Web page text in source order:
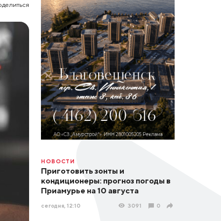
НОВОСТИ
Приготовить зонты и
кондиционеры: прогноз погоды в
Приамурье на 10 августа
сегодня, 12:10 3091 0